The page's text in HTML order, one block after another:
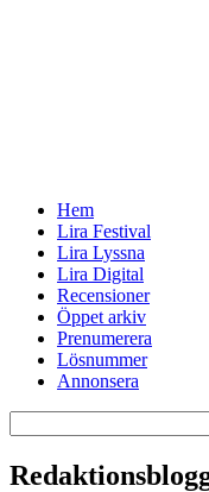
Hem
Lira Festival
Lira Lyssna
Lira Digital
Recensioner
Öppet arkiv
Prenumerera
Lösnummer
Annonsera